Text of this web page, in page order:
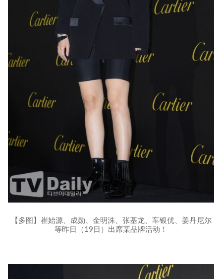
【多图】崔始源、成勋、金明洙、张基龙、车银优、姜丹尼尔
等昨日（19日）出席某品牌活动！